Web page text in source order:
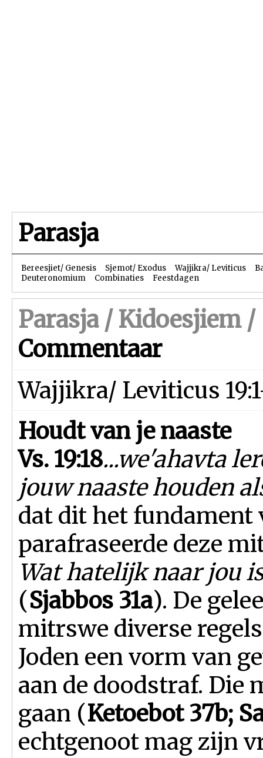
Parasja
Bereesjiet/ Genesis Sjemot/ Exodus Wajjikra/ Leviticus
Deuteronomium
Combinaties Feestdagen
Parasja / Kidoesjiem/
Commentaar
Wajjikra/ Leviticus
Houdt van je naaste
Vs. 19:18...we'ahavta
jouw naaste houden
dat dit het fundament
parafraseerde deze
Wat hatelijk naar jou
(Sjabbos 31a). De
mitrswe diverse
Joden een vorm van
aan de doodstraf. Die
gaan (Ketoebot 37b;
echtgenoot mag zijn